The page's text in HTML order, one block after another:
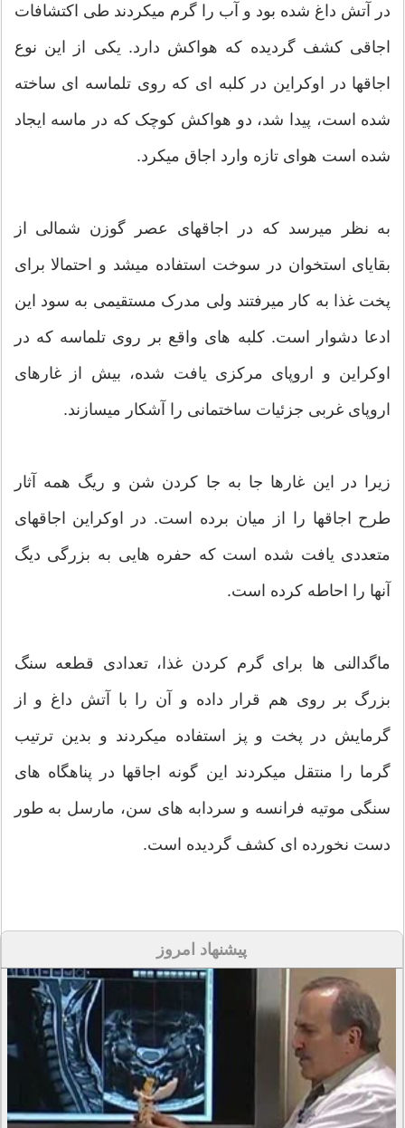
در آتش داغ شده بود و آب را گرم میکردند طی اکتشافات
اجاقی کشف گردیده که هواکش دارد. یکی از این نوع
اجاقها در اوکراین در کلبه ای که روی تلماسه ای ساخته
شده است، پیدا شد، دو هواکش کوچک که در ماسه ایجاد
شده است هوای تازه وارد اجاق میکرد.
به نظر میرسد که در اجاقهای عصر گوزن شمالی از
بقایای استخوان در سوخت استفاده میشد و احتمالا برای
پخت غذا به کار میرفتند ولی مدرک مستقیمی به سود این
ادعا دشوار است. کلبه های واقع بر روی تلماسه که در
اوکراین و اروپای مرکزی یافت شده، بیش از غارهای
اروپای غربی جزئیات ساختمانی را آشکار میسازند.
زیرا در این غارها جا به جا کردن شن و ریگ همه آثار
طرح اجاقها را از میان برده است. در اوکراین اجاقهای
متعددی یافت شده است که حفره هایی به بزرگی دیگ
آنها را احاطه کرده است.
ماگدالنی ها برای گرم کردن غذا، تعدادی قطعه سنگ
بزرگ بر روی هم قرار داده و آن را با آتش داغ و از
گرمایش در پخت و پز استفاده میکردند و بدین ترتیب
گرما را منتقل میکردند این گونه اجاقها در پناهگاه های
سنگی موتیه فرانسه و سردابه های سن، مارسل به طور
دست نخورده ای کشف گردیده است.
پیشنهاد امروز